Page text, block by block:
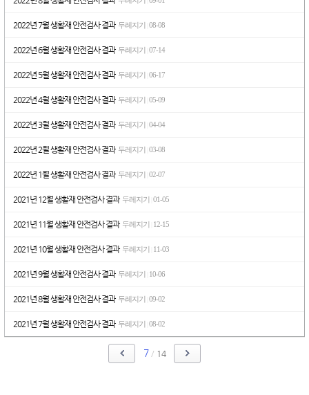
2022년 7월 생활재 안전검사 결과 두레지기 08-08
2022년 6월 생활재 안전검사 결과 두레지기 07-14
2022년 5월 생활재 안전검사 결과 두레지기 06-17
2022년 4월 생활재 안전검사 결과 두레지기 05-09
2022년 3월 생활재 안전검사 결과 두레지기 04-04
2022년 2월 생활재 안전검사 결과 두레지기 03-08
2022년 1월 생활재 안전검사 결과 두레지기 02-07
2021년 12월 생활재 안전검사 결과 두레지기 01-05
2021년 11월 생활재 안전검사 결과 두레지기 12-15
2021년 10월 생활재 안전검사 결과 두레지기 11-03
2021년 9월 생활재 안전검사 결과 두레지기 10-06
2021년 8월 생활재 안전검사 결과 두레지기 09-02
2021년 7월 생활재 안전검사 결과 두레지기 08-02
7 / 14